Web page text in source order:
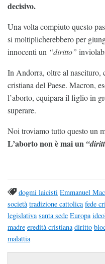
decisivo.
Una volta compiuto questo
si moltiplicherebbero per
innocenti un “diritto”
In Andorra, oltre al nascituro,
cristiana del Paese. Macron,
l’aborto, equipara il figlio in
superare.
Noi troviamo tutto questo un
L’aborto non è mai un
dogmi laicisti Emmanuel
società tradizione cattolica fede
legislativa santa sede Europa
madre eredità cristiana diritto
malattia